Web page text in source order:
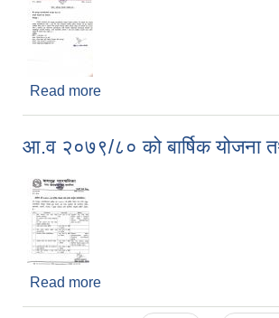
Read more
आ.व २०७९/८० को बार्षिक योजना
Read more